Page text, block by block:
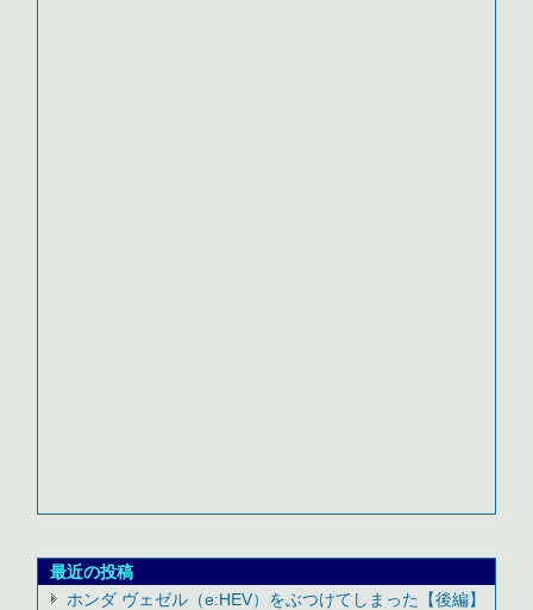
最近の投稿
ホンダ ヴェゼル（e:HEV）をぶつけてしまった【後編】